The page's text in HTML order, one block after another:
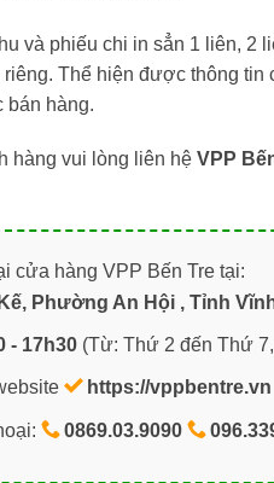
và phiếu chi in sẳn 1 liên, 2
Thể hiện được thông
bán hàng.
hàng vui lòng liên hệ VPP
cửa hàng VPP Bến Tre tại:
Phường An Hội , Tỉnh
- 17h30(Từ: Thứ 2 đến Thứ
https://vppbentre.vn
0869.03.9090